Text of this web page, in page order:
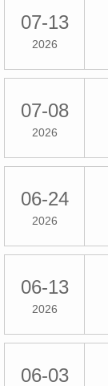
07-13
2026
07-08
2026
06-24
2026
06-13
2026
06-03